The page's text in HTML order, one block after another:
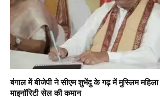
बंगाल में बीजेपी ने सीएम शुभेंदु के गढ़ में मुस्लिम
माइनॉरिटी सेल की कमान